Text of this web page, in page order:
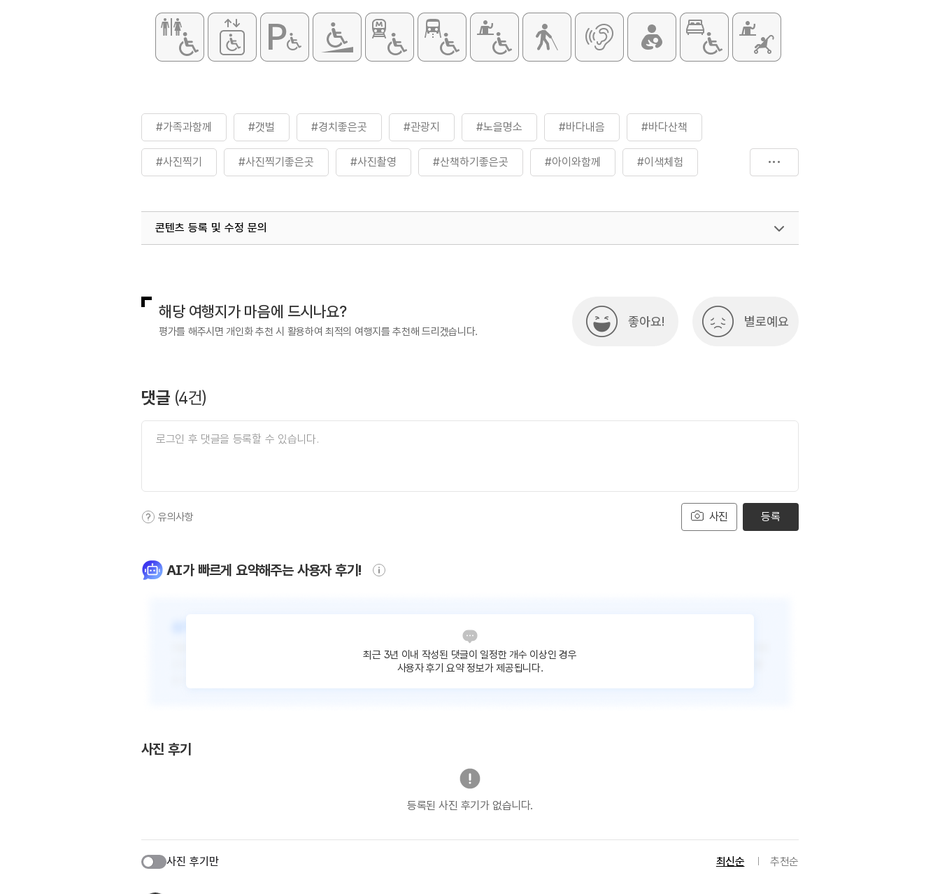
#가족과함께 #갯벌 #경치좋은곳 #관광지 #노을명소 #바다내음 #바다산책
#사진찍기 #사진찍기좋은곳 #사진촬영 #산책하기좋은곳 #아이와함께 #이색체험
#짱뚱어다리 #체험
콘텐츠 등록 및 수정 문의
해당 여행지가 마음에 드시나요?
평가를 해주시면 개인화 추천 시 활용하여 최적의 여행지를 추천해 드리겠습니다.
좋아요! 별로예요
댓글 (4건)
사진
유의사항 등록
AI가 빠르게 요약해주는 사용자 후기!
최근 3년 이내 작성된 댓글이 일정한 개수 이상인 경우
사용자 후기 요약 정보가 제공됩니다.
사진 후기
등록된 사진 후기가 없습니다.
사진 후기만 최신순 추천순